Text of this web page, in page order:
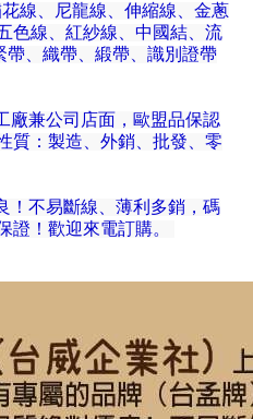
線、尼龍線、伸縮線、金蔥
色線、紅紗線、中國結、流
、織帶、緞帶、識別證帶
廠兼公司店面，歐盟品保認
質：製造、外銷、批發、零
！不易斷線、薄利多銷，碼
證！歡迎來電訂購。